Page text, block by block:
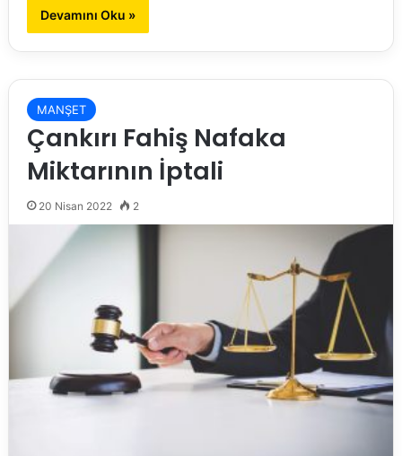
Devamını Oku »
MANŞET
Çankırı Fahiş Nafaka
Miktarının İptali
20 Nisan 2022 2